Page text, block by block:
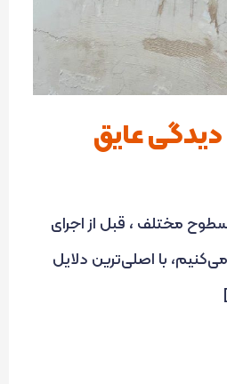
دیدگی عایق
مختلف ، قبل از اجرای
با اصلی‌ترین دلایل